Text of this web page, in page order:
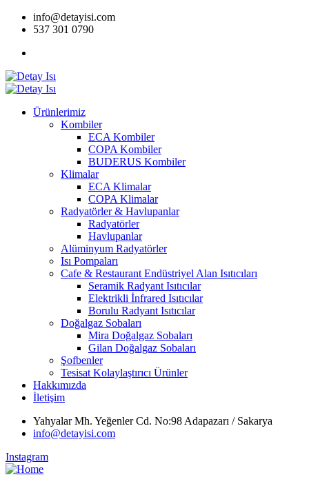
info@detayisi.com
537 301 0790
Ürünlerimiz
Kombiler
ECA Kombiler
COPA Kombiler
BUDERUS Kombiler
Klimalar
ECA Klimalar
COPA Klimalar
Radyatörler & Havlupanlar
Radyatörler
Havlupanlar
Alüminyum Radyatörler
Isı Pompaları
Cafe & Restaurant Endüstriyel Alan Isıtıcıları
Seramik Radyant Isıtıcılar
Elektrikli İnfrared Isıtıcılar
Borulu Radyant Isıtıcılar
Doğalgaz Sobaları
Mira Doğalgaz Sobaları
Gilan Doğalgaz Sobaları
Şofbenler
Tesisat Kolaylaştırıcı Ürünler
Hakkımızda
İletişim
Yahyalar Mh. Yeğenler Cd. No:98 Adapazarı / Sakarya
info@detayisi.com
Instagram